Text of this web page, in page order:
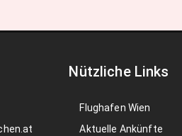
Nützliche Links
Flughafen Wien
Aktuelle Ankünfte